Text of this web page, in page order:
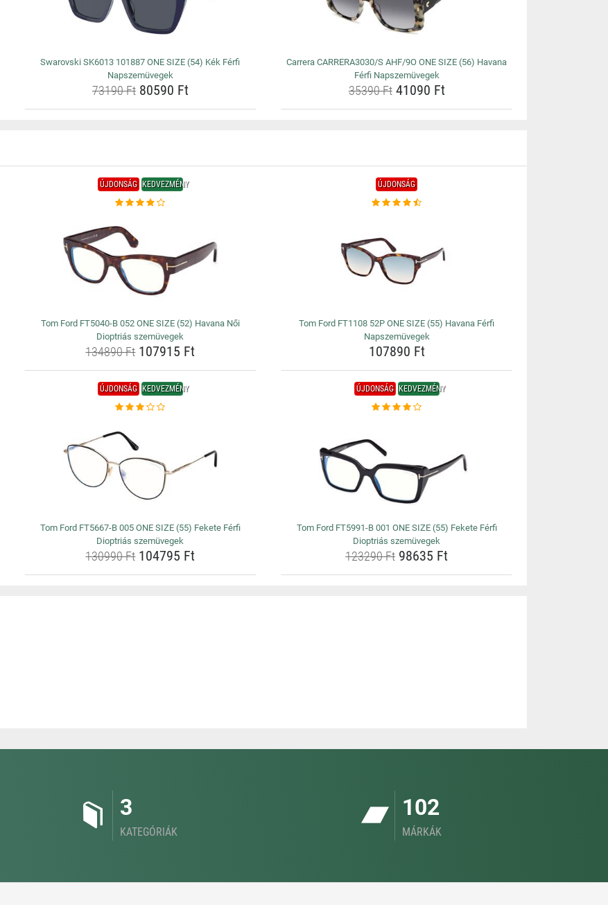
Swarovski SK6013 101887 ONE SIZE (54) Kék Férfi
Napszemüvegek
73190 Ft80590 Ft
Carrera CARRERA3030/S AHF/9O ONE SIZE (56) Havana
Férfi Napszemüvegek
35390 Ft41090 Ft
ÚJDONSÁG KEDVEZMÉNY
Tom Ford FT5040-B 052 ONE SIZE (52) Havana Női
Dioptriás szemüvegek
134890 Ft107915 Ft
ÚJDONSÁG
Tom Ford FT1108 52P ONE SIZE (55) Havana Férfi
Napszemüvegek
107890 Ft
ÚJDONSÁG KEDVEZMÉNY
Tom Ford FT5667-B 005 ONE SIZE (55) Fekete Férfi
Dioptriás szemüvegek
130990 Ft104795 Ft
ÚJDONSÁG KEDVEZMÉNY
Tom Ford FT5991-B 001 ONE SIZE (55) Fekete Férfi
Dioptriás szemüvegek
123290 Ft 98635 Ft
3
KATEGÓRIÁK
102
MÁRKÁK